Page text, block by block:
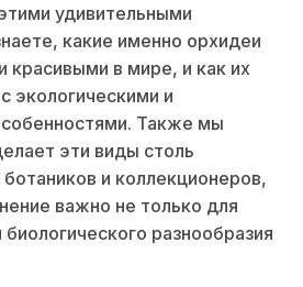
удивительными
какие именно орхидеи
красивыми в мире, и как их
экологическими и
Также мы
эти виды столь
и коллекционеров,
важно не только для
разнообразия